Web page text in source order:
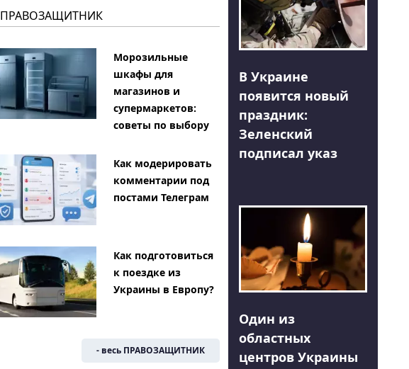
ПРАВОЗАЩИТНИК
Морозильные
шкафы для
магазинов и
супермаркетов:
советы по выбору
Как модерировать
комментарии под
постами Телеграм
Как подготовиться
к поездке из
Украины в Европу?
- весь ПРАВОЗАЩИТНИК
В Украине
появится новый
праздник:
Зеленский
подписал указ
Один из
областных
центров Украины